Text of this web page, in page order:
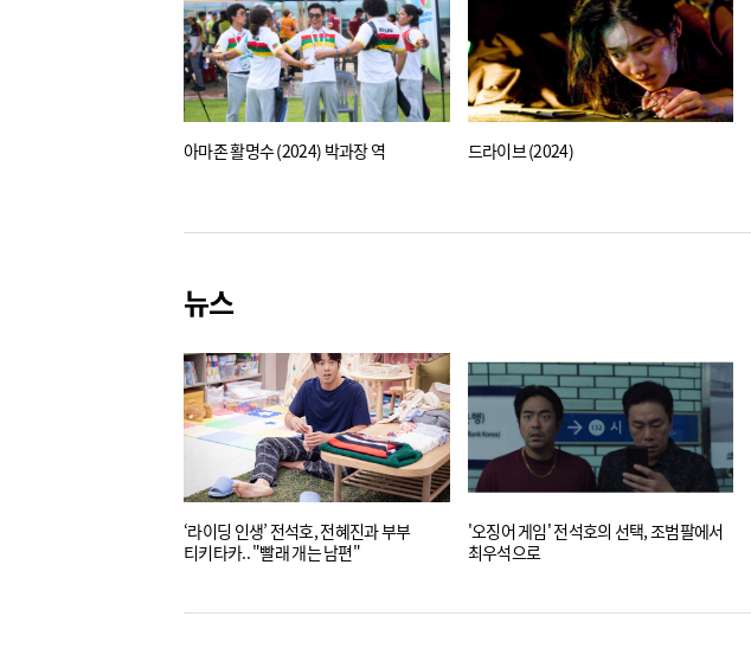
아마존 활명수 (2024) 박과장 역 드라이브 (2024)
뉴스
‘라이딩 인생’ 전석호, 전혜진과 부부
티키타카.. "빨래 개는 남편"
'오징어 게임' 전석호의 선택, 조범팔에서
최우석으로